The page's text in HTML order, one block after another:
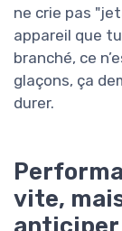
ne crie pas
appareil que
branché, ce
glaçons, ça
durer.
vite,
anticiper